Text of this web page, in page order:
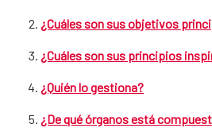
¿Cuáles son sus objetivos
¿Cuáles son sus principios
¿Quién lo gestiona?
¿De qué órganos está